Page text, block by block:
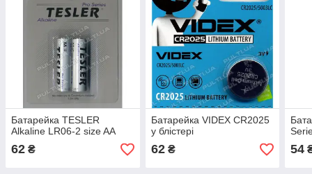
Батарейка TESLER
Alkaline LR06-2 size AA
62 ₴
Батарейка VIDEX CR2025
у блістері
62₴ 54